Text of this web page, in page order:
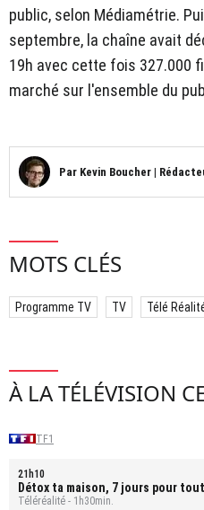
public, selon Médiamétrie.
septembre, la chaîne avait
19h avec cette fois 327.000
marché sur l'ensemble du
Par Kevin Boucher |
MOTS CLÉS
Programme TV TV Télé
À LA TÉLÉVISION
TF1
21h10
Détox ta maison, 7 jours pour
Bastien
Téléréalité - 1h30min.